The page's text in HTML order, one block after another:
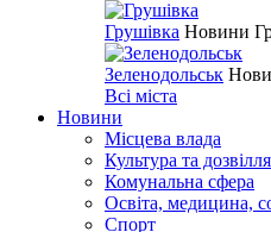
Грушівка Новини
Зеленодольськ
Всі міста
Новини
Місцева влада
Культура та дозвілля
Комунальна сфера
Освіта, медицина,
Спорт